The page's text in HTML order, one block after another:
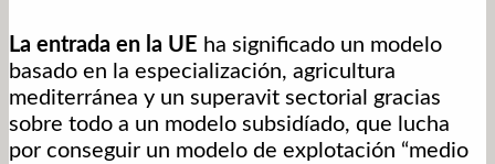
La entrada en la UE ha significado un modelo
basado en la especialización, agricultura
mediterránea y un superavit sectorial gracias
sobre todo a un modelo subsidíado, que lucha
por conseguir un modelo de explotación “medio